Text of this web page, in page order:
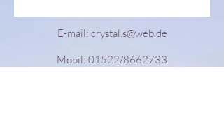
E-mail: crystal.s@web.de
Mobil: 01522/8662733